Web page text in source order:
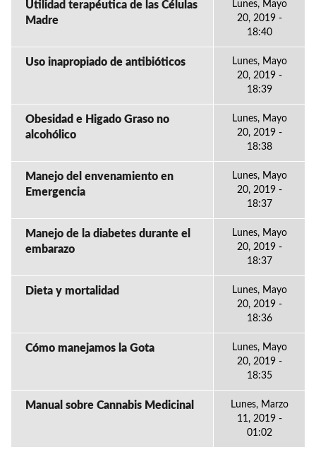
Utilidad terapéutica de las Células
Madre
Lunes, Mayo
20, 2019 -
18:40
Uso inapropiado de antibióticos
Lunes, Mayo
20, 2019 -
18:39
Obesidad e Higado Graso no
alcohólico
Lunes, Mayo
20, 2019 -
18:38
Manejo del envenamiento en
Emergencia
Lunes, Mayo
20, 2019 -
18:37
Manejo de la diabetes durante el
embarazo
Lunes, Mayo
20, 2019 -
18:37
Dieta y mortalidad
Lunes, Mayo
20, 2019 -
18:36
Cómo manejamos la Gota
Lunes, Mayo
20, 2019 -
18:35
Manual sobre Cannabis Medicinal
Lunes, Marzo
11, 2019 -
01:02